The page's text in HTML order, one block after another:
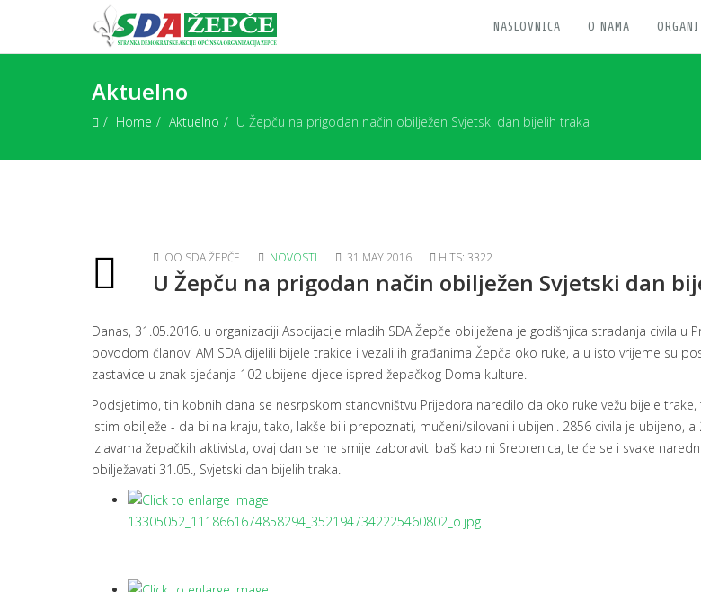
NASLOVNICA O NAMA ORGANI
Aktuelno
Home Aktuelno U Žepču na prigodan način obilježen Svjetski dan bijelih traka
OO SDA ŽEPČE NOVOSTI 31 MAY 2016 HITS: 3322
U Žepču na prigodan način obilježen Svjetski dan
Danas, 31.05.2016. u organizaciji Asocijacije mladih SDA Žepče obilježena je godišnjica stradanja civila u
povodom članovi AM SDA dijelili bijele trakice i vezali ih građanima Žepča oko ruke, a u isto vrijeme su
zastavice u znak sjećanja 102 ubijene djece ispred žepačkog Doma kulture.
Podsjetimo, tih kobnih dana se nesrpskom stanovništvu Prijedora naredilo da oko ruke vežu bijele
istim obilježe - da bi na kraju, tako, lakše bili prepoznati, mučeni/silovani i ubijeni. 2856 civila je ubijeno, a
izjavama žepačkih aktivista, ovaj dan se ne smije zaboraviti baš kao ni Srebrenica, te će se i svake
obilježavati 31.05., Svjetski dan bijelih traka.